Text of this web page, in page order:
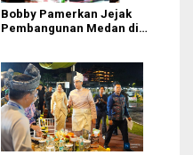
Bobby Pamerkan Jejak
Pembangunan Medan di
hingga BRT Listrik